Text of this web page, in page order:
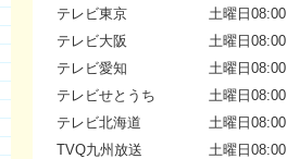
テレビ東京
土曜日08:00
テレビ大阪
土曜日08:00
テレビ愛知
土曜日08:00
テレビせとうち
土曜日08:00
テレビ北海道
土曜日08:00
TVQ九州放送
土曜日08:00